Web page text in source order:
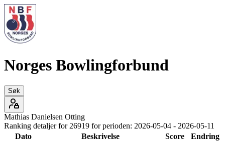
Norges Bowlingforbund
Søk
Mathias Danielsen Otting
Ranking detaljer for 26919 for perioden: 2026-05-04 - 2026-05-11
Dato
Beskrivelse Score
Endring